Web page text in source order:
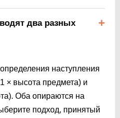
два разных
наступления
× высота предмета) и
Оба опираются на
подход, принятый